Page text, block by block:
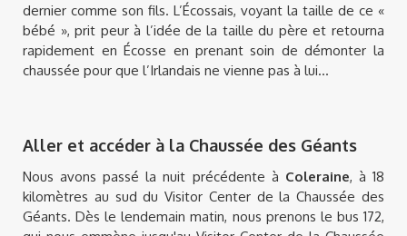
dernier comme son fils. L’Écossais, voyant la taille de ce «
bébé », prit peur à l’idée de la taille du père et retourna
rapidement en Écosse en prenant soin de démonter la
chaussée pour que l’Irlandais ne vienne pas à lui...
Aller et accéder à la Chaussée des Géants
Nous avons passé la nuit précédente à Coleraine, à 18
kilomètres au sud du Visitor Center de la Chaussée des
Géants. Dès le lendemain matin, nous prenons le bus 172,